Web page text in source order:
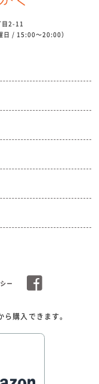
目2-11
日 / 15:00～20:00）
ー
購入できます。